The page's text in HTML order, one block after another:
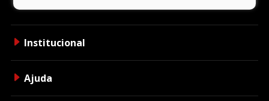
Institucional
Ajuda